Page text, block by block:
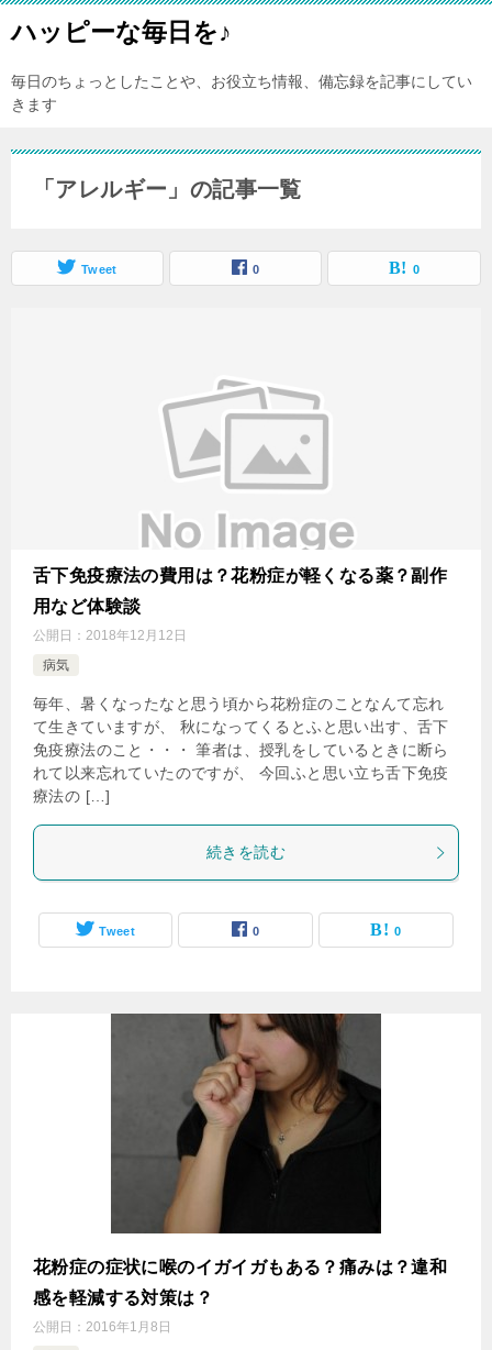
ハッピーな毎日を♪
毎日のちょっとしたことや、お役立ち情報、備忘録を記事にしてい
きます
「アレルギー」の記事一覧
Tweet 0 0
舌下免疫療法の費用は？花粉症が軽くなる薬？副作
用など体験談
公開日： 2018年12月12日
病気
毎年、暑くなったなと思う頃から花粉症のことなんて忘れ
て生きていますが、 秋になってくるとふと思い出す、舌下
免疫療法のこと・・・ 筆者は、授乳をしているときに断ら
れて以来忘れていたのですが、 今回ふと思い立ち舌下免疫
療法の […]
続きを読む
Tweet 0 0
花粉症の症状に喉のイガイガもある？痛みは？違和
感を軽減する対策は？
公開日： 2016年1月8日